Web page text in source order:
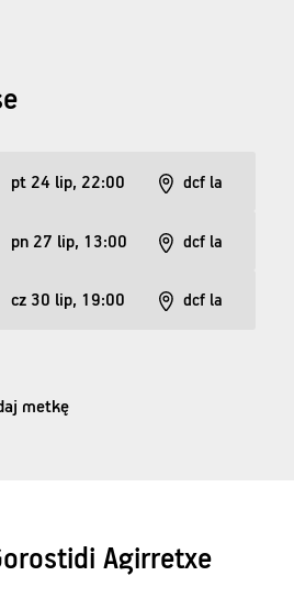
pt 24 lip, 22:00 dcf la
pn 27 lip, 13:00 dcf la
cz 30 lip, 19:00 dcf la
metkę
Agirretxe